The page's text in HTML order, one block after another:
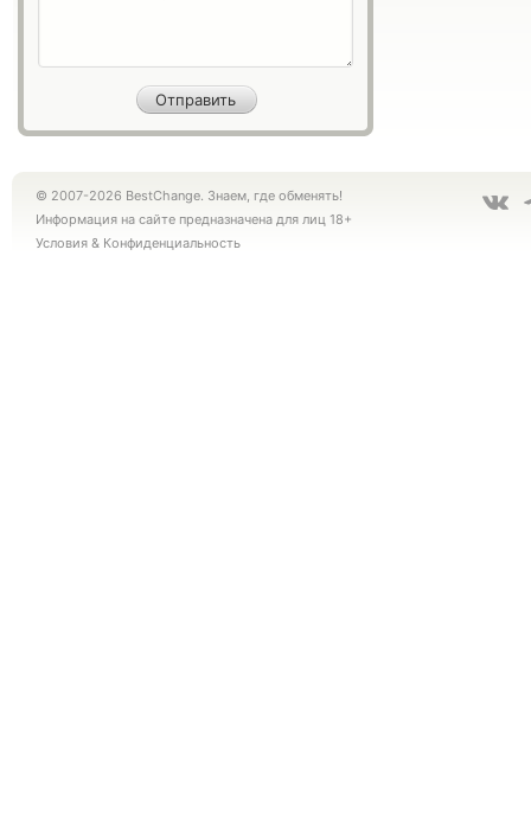
© 2007-2026 BestChange. Знаем, где обменять!
Информация на сайте предназначена для лиц 18+
Условия & Конфиденциальность